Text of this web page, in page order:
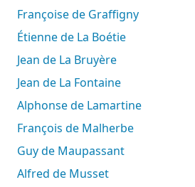
Françoise de Graffigny
Étienne de La Boétie
Jean de La Bruyère
Jean de La Fontaine
Alphonse de Lamartine
François de Malherbe
Guy de Maupassant
Alfred de Musset